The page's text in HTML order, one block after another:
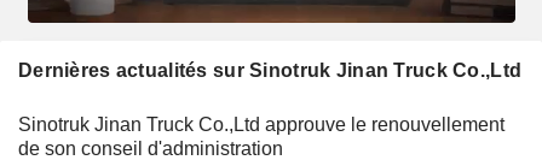
Dernières actualités sur Sinotruk Jinan Truck Co.,Ltd
Sinotruk Jinan Truck Co.,Ltd approuve le renouvellement
de son conseil d'administration